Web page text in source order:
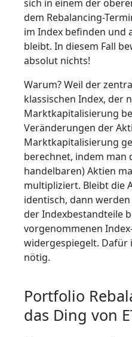
sich in einem der
dem Rebalancing-
im Index befinden und
bleibt. In diesem Fall
absolut nichts!
Warum? Weil der
klassischen Index, der
Marktkapitalisierung
Veränderungen der
Marktkapitalisierung
berechnet, indem man
handelbaren) Aktien
multipliziert. Bleibt die
identisch, dann
der Indexbestandteile
vorgenommenen
widergespiegelt. Dafür
nötig.
Portfolio
das Ding von